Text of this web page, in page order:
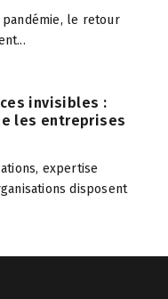
pandémie, le retour
invisibles :
les entreprises
expertise
disposent